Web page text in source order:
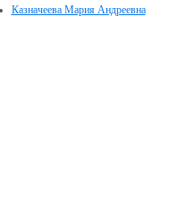
Казначеева Мария Андреевна